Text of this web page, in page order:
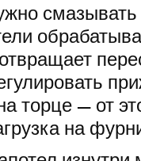
торце — от
на